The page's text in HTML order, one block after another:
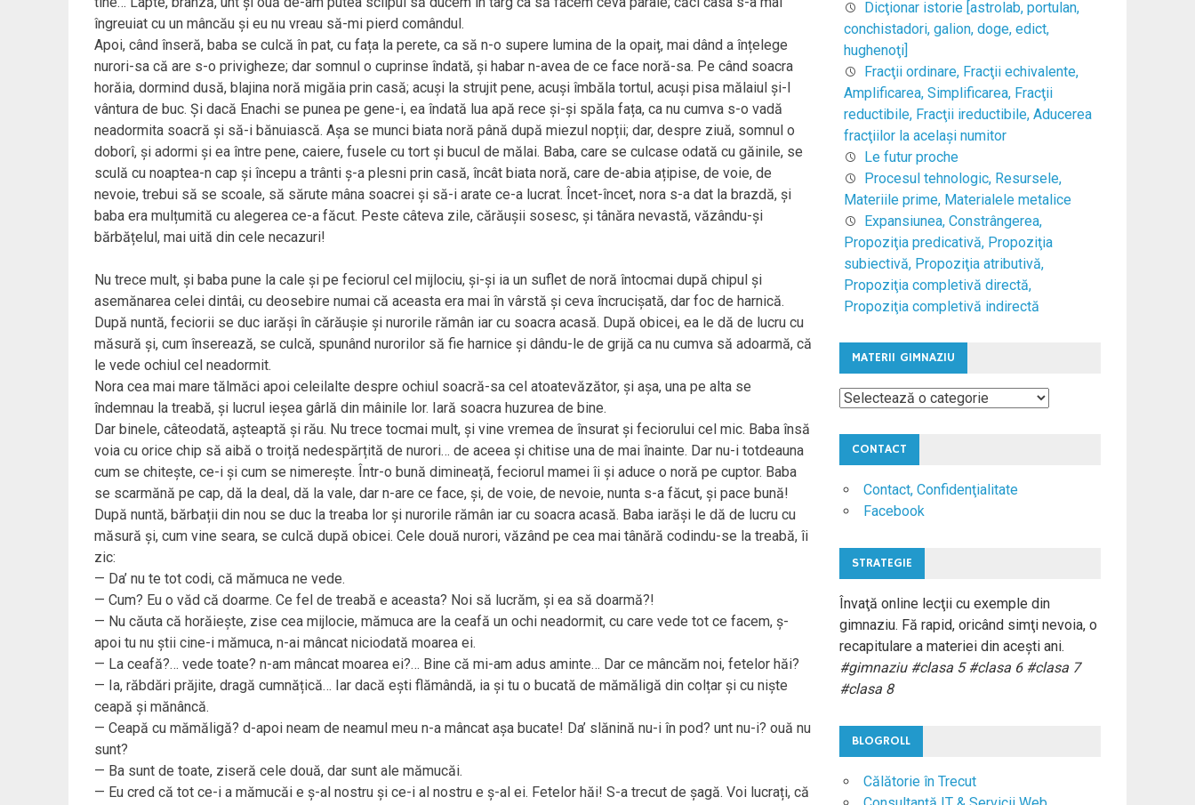
îngreuiat cu un mâncău și eu nu vreau să-mi pierd comândul.
Apoi, când înseră, baba se culcă în pat, cu fața la perete, ca să n-o supere lumina de la opaiț, mai dând a înțelege
nurori-sa că are s-o privigheze; dar somnul o cuprinse îndată, și habar n-avea de ce face noră-sa. Pe când soacra
horăia, dormind dusă, blajina noră migăia prin casă; acuși la strujit pene, acuși îmbăla tortul, acuși pisa mălaiul și-l
vântura de buc. Și dacă Enachi se punea pe gene-i, ea îndată lua apă rece și-și spăla fața, ca nu cumva s-o vadă
neadormita soacră și să-i bănuiască. Așa se munci biata noră până după miezul nopții; dar, despre ziuă, somnul o
doborî, și adormi și ea între pene, caiere, fusele cu tort și bucul de mălai. Baba, care se culcase odată cu găinile, se
sculă cu noaptea-n cap și începu a trânti ș-a plesni prin casă, încât biata noră, care de-abia ațipise, de voie, de
nevoie, trebui să se scoale, să sărute mâna soacrei și să-i arate ce-a lucrat. Încet-încet, nora s-a dat la brazdă, și
baba era mulțumită cu alegerea ce-a făcut. Peste câteva zile, cărăușii sosesc, și tânăra nevastă, văzându-și
bărbățelul, mai uită din cele necazuri!
Nu trece mult, și baba pune la cale și pe feciorul cel mijlociu, și-și ia un suflet de noră întocmai după chipul și
asemănarea celei dintâi, cu deosebire numai că aceasta era mai în vârstă și ceva încrucișată, dar foc de harnică.
După nuntă, feciorii se duc iarăși în cărăușie și nurorile rămân iar cu soacra acasă. După obicei, ea le dă de lucru cu
măsură și, cum înserează, se culcă, spunând nurorilor să fie harnice și dându-le de grijă ca nu cumva să adoarmă, că
le vede ochiul cel neadormit.
Nora cea mai mare tălmăci apoi celeilalte despre ochiul soacră-sa cel atoatevăzător, și așa, una pe alta se
îndemnau la treabă, și lucrul ieșea gârlă din mâinile lor. Iară soacra huzurea de bine.
Dar binele, câteodată, așteaptă și rău. Nu trece tocmai mult, și vine vremea de însurat și feciorului cel mic. Baba însă
voia cu orice chip să aibă o troiță nedespărțită de nurori… de aceea și chitise una de mai înainte. Dar nu-i totdeauna
cum se chitește, ce-i și cum se nimerește. Într-o bună dimineață, feciorul mamei îi și aduce o noră pe cuptor. Baba
se scarmănă pe cap, dă la deal, dă la vale, dar n-are ce face, și, de voie, de nevoie, nunta s-a făcut, și pace bună!
După nuntă, bărbații din nou se duc la treaba lor și nurorile rămân iar cu soacra acasă. Baba iarăși le dă de lucru cu
măsură și, cum vine seara, se culcă după obicei. Cele două nurori, văzând pe cea mai tânără codindu-se la treabă, îi
zic:
— Da’ nu te tot codi, că mămuca ne vede.
— Cum? Eu o văd că doarme. Ce fel de treabă e aceasta? Noi să lucrăm, și ea să doarmă?!
— Nu căuta că horăiește, zise cea mijlocie, mămuca are la ceafă un ochi neadormit, cu care vede tot ce facem, ș-
apoi tu nu știi cine-i mămuca, n-ai mâncat niciodată moarea ei.
— La ceafă?… vede toate? n-am mâncat moarea ei?… Bine că mi-am adus aminte… Dar ce mâncăm noi, fetelor hăi?
— Ia, răbdări prăjite, dragă cumnățică… Iar dacă ești flămândă, ia și tu o bucată de mămăligă din colțar și cu niște
ceapă și mănâncă.
— Ceapă cu mămăligă? d-apoi neam de neamul meu n-a mâncat așa bucate! Da’ slănină nu-i în pod? unt nu-i? ouă nu
sunt?
— Ba sunt de toate, ziseră cele două, dar sunt ale mămucăi.
— Eu cred că tot ce-i a mămucăi e ș-al nostru și ce-i al nostru e ș-al ei. Fetelor hăi! S-a trecut de șagă. Voi lucrați, că
Dicţionar istorie [astrolab, portulan,
conchistadori, galion, doge, edict,
hughenoţi]
Fracţii ordinare, Fracţii echivalente,
Amplificarea, Simplificarea, Fracţii
reductibile, Fracţii ireductibile, Aducerea
fracţiilor la acelaşi numitor
Le futur proche
Procesul tehnologic, Resursele,
Materiile prime, Materialele metalice
Expansiunea, Constrângerea,
Propoziţia predicativă, Propoziţia
subiectivă, Propoziţia atributivă,
Propoziţia completivă directă,
Propoziţia completivă indirectă
MATERII GIMNAZIU
Materii
CONTACT
Contact, Confidenţialitate
Facebook
STRATEGIE
Învaţă online lecţii cu exemple din
gimnaziu. Fă rapid, oricând simţi nevoia, o
recapitulare a materiei din aceşti ani.
#gimnaziu #clasa 5 #clasa 6 #clasa 7
#clasa 8
BLOGROLL
Călătorie în Trecut